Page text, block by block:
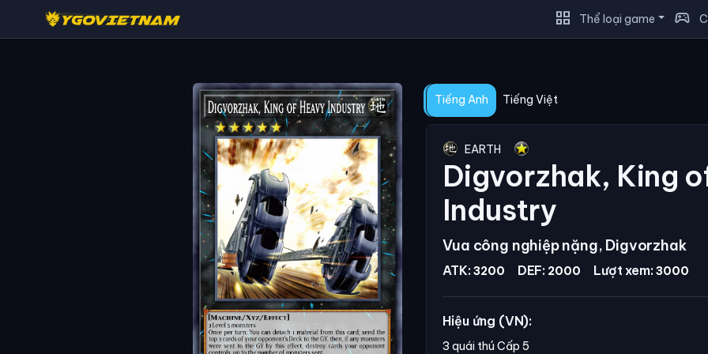
grid_view Thể loại game sports_esports
Tiếng Anh Tiếng Việt
EARTH
Digvorzhak, King
Industry
Vua công nghiệp nặng, Digvorzhak
ATK: 3200 DEF: 2000 Lượt xem: 3000
Hiệu ứng (VN):
3 quái thú Cấp 5